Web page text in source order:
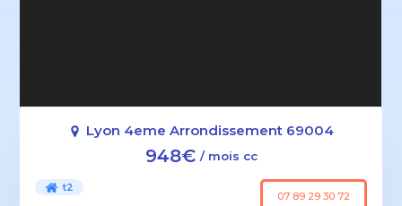
Lyon 4eme Arrondissement 69004
948€ / mois cc
t2
07 89 29 30 72